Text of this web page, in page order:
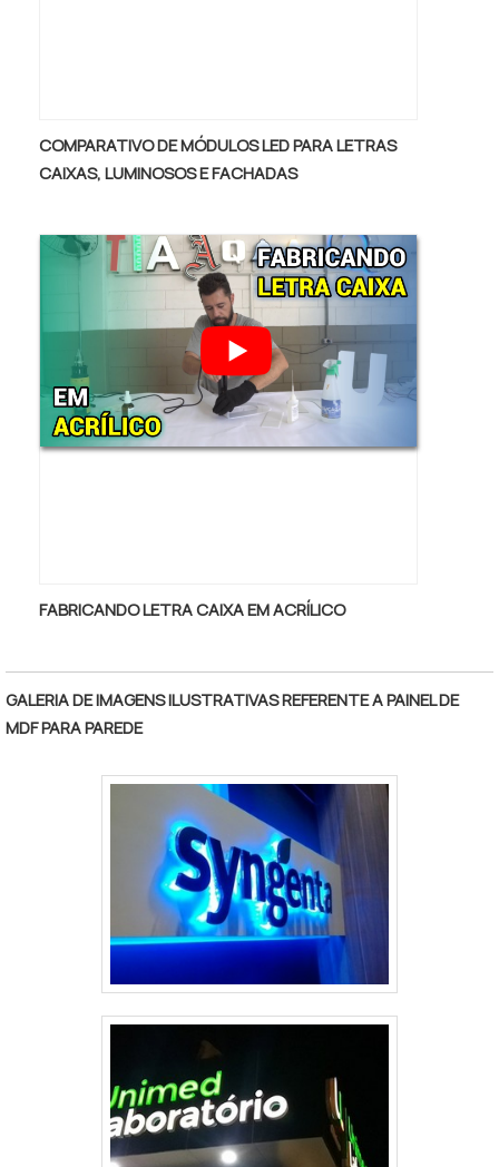
COMPARATIVO DE MÓDULOS LED PARA LETRAS
CAIXAS, LUMINOSOS E FACHADAS
FABRICANDO LETRA CAIXA EM ACRÍLICO
GALERIA DE IMAGENS ILUSTRATIVAS REFERENTE A PAINEL DE
MDF PARA PAREDE